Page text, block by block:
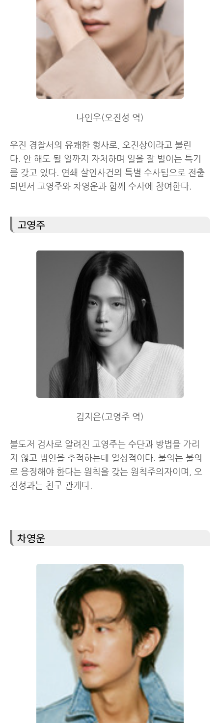
나인우(오진성 역)
우진 경찰서의 유쾌한 형사로, 오진상이라고 불린
다. 안 해도 될 일까지 자처하며 일을 잘 벌이는 특기
를 갖고 있다. 연쇄 살인사건의 특별 수사팀으로 전출
되면서 고영주와 차영운과 함께 수사에 참여한다.
고영주
김지은(고영주 역)
불도저 검사로 알려진 고영주는 수단과 방법을 가리
지 않고 범인을 추적하는데 열성적이다. 불의는 불의
로 응징해야 한다는 원칙을 갖는 원칙주의자이며, 오
진성과는 친구 관계다.
차영운